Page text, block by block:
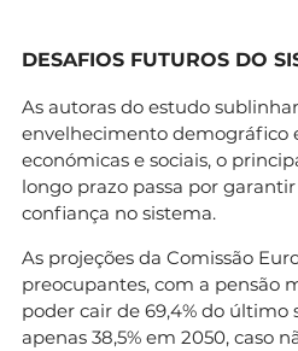
DESAFIOS FUTUROS DO
As autoras do estudo
envelhecimento demográfico
económicas e sociais, o
longo prazo passa por
confiança no sistema.
As projeções da Comissão
preocupantes, com a pensão
poder cair de 69,4% do último
apenas 38,5% em 2050, caso